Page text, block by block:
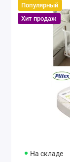
Популярный
Хит продаж
На складе